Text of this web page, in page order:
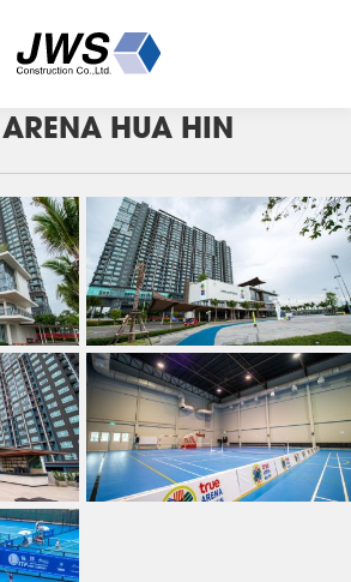
HUA HIN